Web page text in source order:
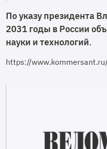
По указу президента
2031 годы в России
науки и технологий.
https://